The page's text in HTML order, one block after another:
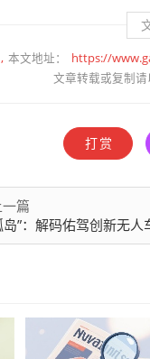
本文地址： https://
文章转载或复制请
打赏
一篇
码佑驾创新无人车的规模化演